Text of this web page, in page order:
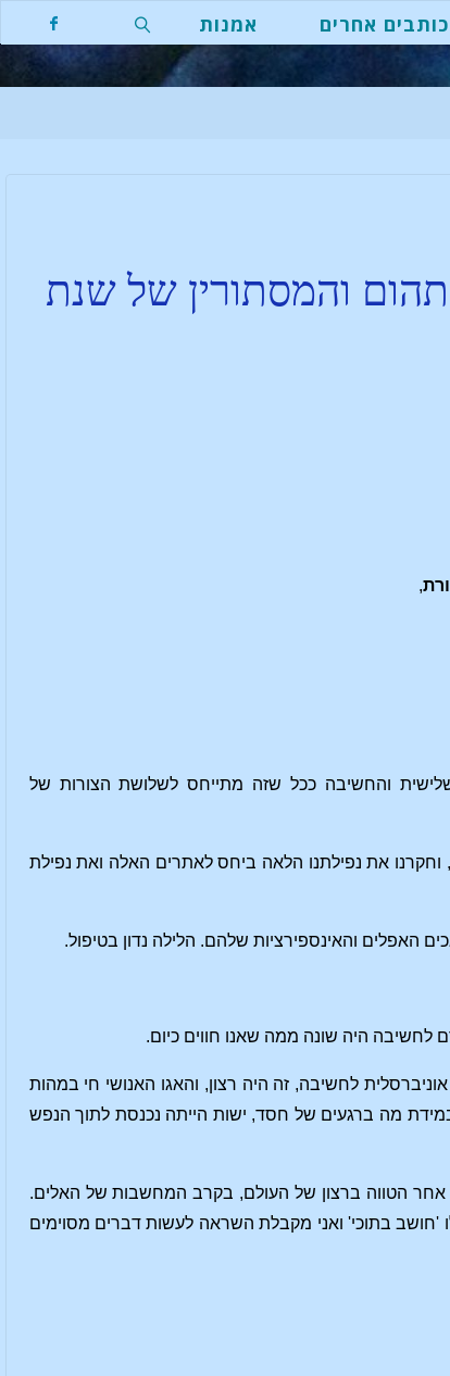
אחרים אמנות
והמסתורין של שנת
,
והחשיבה ככל שזה מתייחס לשלושת הצורות של
את נפילתנו הלאה ביחס לאתרים האלה ואת נפילת
היה שונה ממה שאנו חווים כיום.
לחשיבה, זה היה רצון, והאגו האנושי חי במהות
מה ברגעים של חסד, ישות הייתה נכנסת לתוך הנפש
הטווה ברצון של העולם, בקרב המחשבות של האלים.
'חושב בתוכי' ואני מקבלת השראה לעשות דברים מסוימים